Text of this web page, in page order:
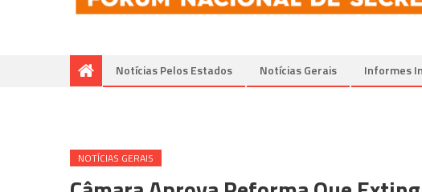
Notícias Pelos Estados Notí­cias Gerais Informes
NOTÍ­CIAS GERAIS